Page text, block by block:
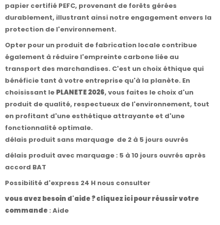
papier certifié PEFC, provenant de forêts gérées
durablement, illustrant ainsi notre engagement envers la
protection de l'environnement.
Opter pour un produit de fabrication locale contribue
également à réduire l'empreinte carbone liée au
transport des marchandises. C'est un choix éthique qui
bénéficie tant à votre entreprise qu'à la planète. En
choisissant le PLANETE 2026, vous faites le choix d'un
produit de qualité, respectueux de l'environnement, tout
en profitant d'une esthétique attrayante et d'une
fonctionnalité optimale.
délais produit sans marquage de 2 à 5 jours ouvrés
délais produit avec marquage : 5 à 10 jours ouvrés après
accord BAT
Possibilité d'express 24 H nous consulter
vous avez besoin d'aide ? cliquez ici pour réussir votre
commande : Aide